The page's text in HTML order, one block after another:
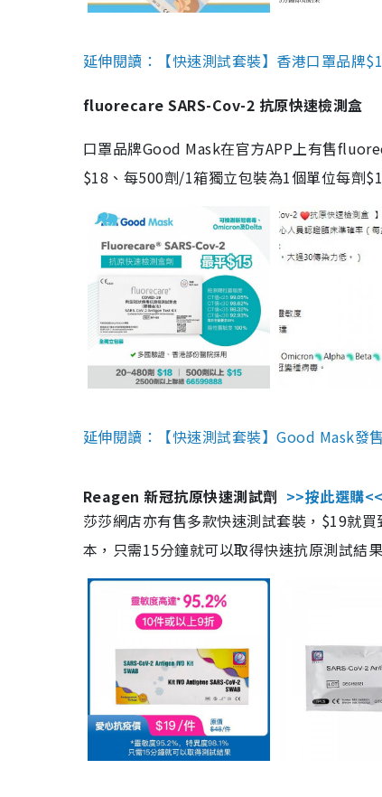
延伸閱讀：【快速測試套裝】香港口罩品牌
fluorecare SARS-Cov-2 抗原快速檢測盒
口罩品牌Good Mask在官方APP上有售
$18、每500劑/1箱獨立包裝為1個單位每劑
延伸閱讀：【快速測試套裝】Good Mask發
Reagen 新冠抗原快速測試劑 >>按此選購<<
莎莎網店亦有售多款快速測試套裝，$19就
本，只需15分鐘就可以取得快速抗原測試結